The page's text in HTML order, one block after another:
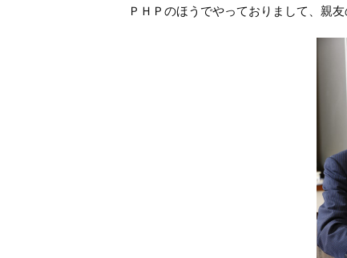
ＰＨＰのほうでやっておりまして、親